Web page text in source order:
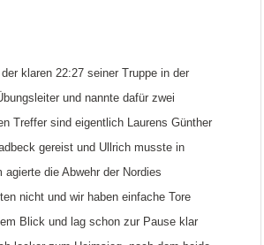
klaren 22:27 seiner Truppe in der
und nannte dafür zwei
Treffer sind eigentlich Laurens Günther
gereist und Ullrich musste in
die Abwehr der Nordies
nicht und wir haben einfache Tore
Blick und lag schon zur Pause klar